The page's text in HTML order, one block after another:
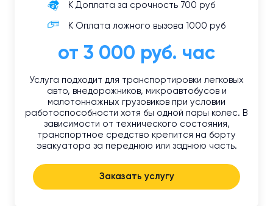
К Доплата за срочность 700 руб
К Оплата ложного вызова 1000 руб
от 3 000 руб. час
Услуга подходит для транспортировки легковых
авто, внедорожников, микроавтобусов и
малотоннажных грузовиков при условии
работоспособности хотя бы одной пары колес. В
зависимости от технического состояния,
транспортное средство крепится на борту
эвакуатора за переднюю или заднюю часть.
Заказать услугу